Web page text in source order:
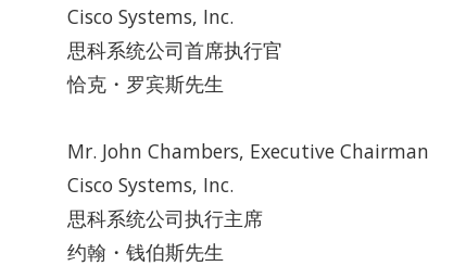
Cisco Systems, Inc.
思科系统公司首席执行官
恰克・罗宾斯先生
Mr. John Chambers, Executive Chairman
Cisco Systems, Inc.
思科系统公司执行主席
约翰・钱伯斯先生